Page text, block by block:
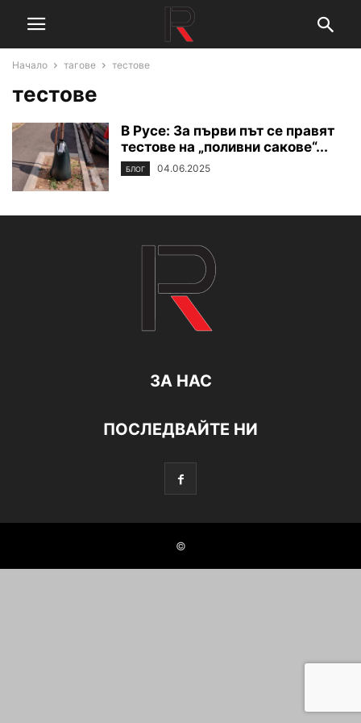
Начало тагове тестове
тестове
В Русе: За първи път се правят
тестове на „поливни сакове“...
БЛОГ 04.06.2025
ЗА НАС
ПОСЛЕДВАЙТЕ НИ
©